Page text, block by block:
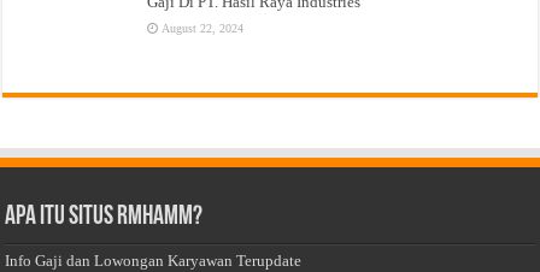
August 22, 2024
Apa Itu Situs Rmhamm?
Info Gaji dan Lowongan Karyawan Terupdate